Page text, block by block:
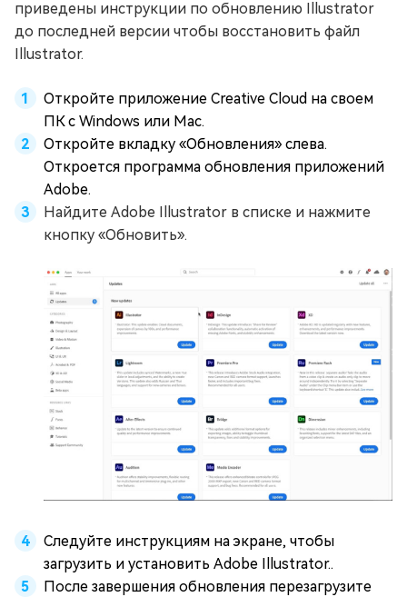
приведены инструкции по обновлению Illustrator
до последней версии чтобы восстановить файл
Illustrator.
Откройте приложение Creative Cloud на своем
ПК с Windows или Mac.
Откройте вкладку «Обновления» слева.
Откроется программа обновления приложений
Adobe.
Найдите Adobe Illustrator в списке и нажмите
кнопку «Обновить».
Следуйте инструкциям на экране, чтобы
загрузить и установить Adobe Illustrator..
После завершения обновления перезагрузите